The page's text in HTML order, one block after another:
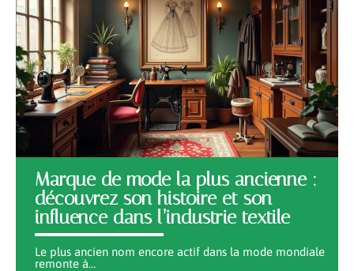
Marque de mode la plus ancienne :
découvrez son histoire et son
influence dans l’industrie textile
Le plus ancien nom encore actif dans la mode mondiale
remonte à…